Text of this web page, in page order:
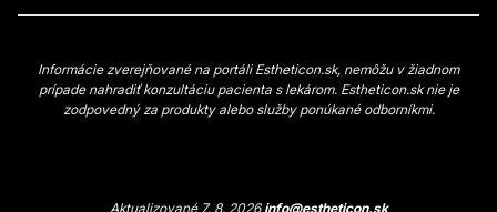
Informácie zverejňované na portáli Estheticon.sk, nemôžu v žiadnom
prípade nahradiť konzultáciu pacienta s lekárom. Estheticon.sk nie je
zodpovedný za produkty alebo služby ponúkané odborníkmi.
Aktualizované 7. 8. 2026info@estheticon.sk